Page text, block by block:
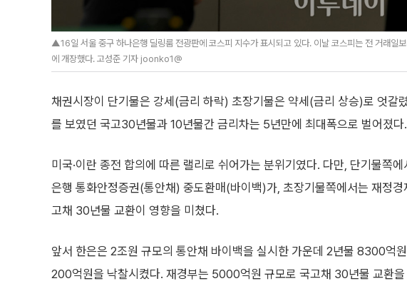
▲16일 서울 중구 하나은행 딜링룸 전광판에 코스피 지수가 표시되고 있다. 이날 코스피는 전 거
에 개장했다. 고성준 기자 joonko1@
채권시장이 단기물은 강세(금리 하락) 초장기물은 약세(금리 상승)로 엇갈
를 보였던 국고30년물과 10년물간 금리차는 5년만에 최대폭으로 벌어졌다.
미국·이란 종전 합의에 따른 랠리로 쉬어가는 분위기였다. 다만, 단기물쪽에
은행 통화안정증권(통안채) 중도환매(바이백)가, 초장기물쪽에서는 재정경
고채 30년물 교환이 영향을 미쳤다.
앞서 한은은 2조원 규모의 통안채 바이백을 실시한 가운데 2년물 8300억
200억원을 낙찰시켰다. 재경부는 5000억원 규모로 국고채 30년물 교환을